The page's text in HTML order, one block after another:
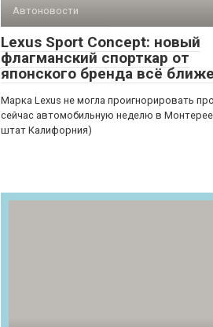
Автоновости
Lexus Sport Concept: новый
флагманский спорткар от
японского бренда всё ближе
Марка Lexus не могла проигнорировать
сейчас автомобильную неделю в
штат Калифорния)